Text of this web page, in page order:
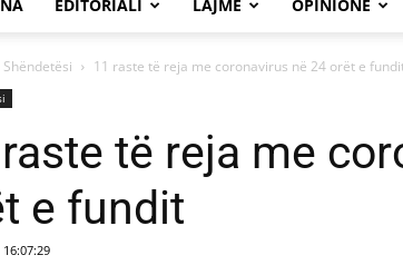
EDITORIALI LAJME OPINIONE
Shëndetësi 11 raste të reja me coronavirus në 24 orët e
të reja me
e fundit
16:07:29